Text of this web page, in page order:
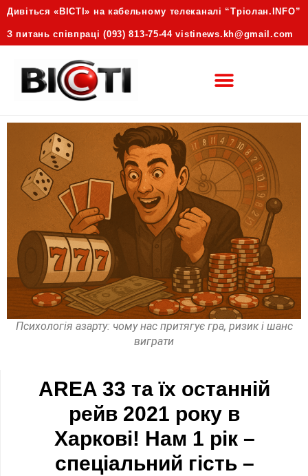
Дивіться «ВІСТІ» на кабельному телеканалі “Трiолан.INFO”
З питань співпраці (093) 813-75-44 vistinews.kh@gmail.com
Психологія азарту: чому нас притягує гра, ризик і шанс
виграти
AREA 33 та їх останній
рейв 2021 року в
Харкові! Нам 1 рік –
спеціальний гість –